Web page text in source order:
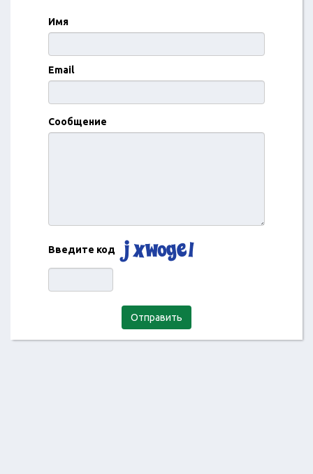
Имя
Email
Сообщение
Введите код
Отправить